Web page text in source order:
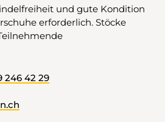
und gute Kondition
erforderlich. Stöcke
246 42 29